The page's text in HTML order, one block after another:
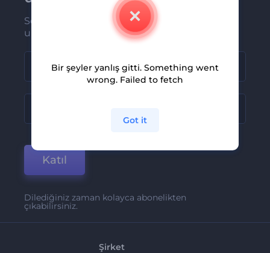
Son haber ve tekliflerimiz ilk olarak size
ulaşsın
Katıl
Dilediğiniz zaman kolayca abonelikten
çıkabilirsiniz.
Şirket
Bir şeyler yanlış gitti. Something went
wrong. Failed to fetch
Got it